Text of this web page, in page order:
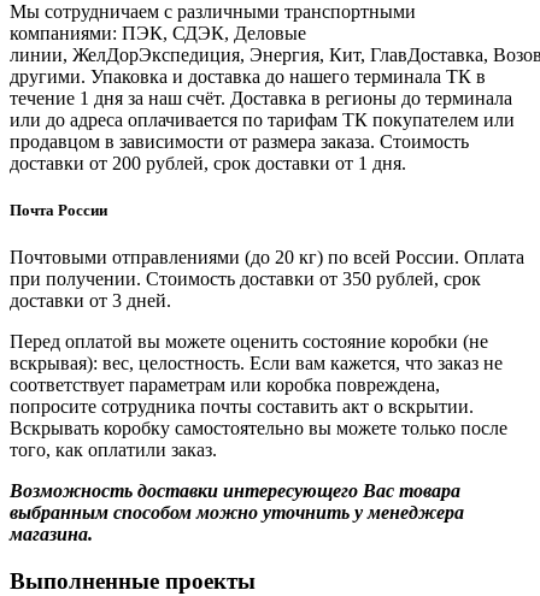
Мы сотрудничаем с различными транспортными
компаниями: ПЭК, СДЭК, Деловые
линии, ЖелДорЭкспедиция, Энергия, Кит, ГлавДоставка,
другими. Упаковка и доставка до нашего терминала ТК в
течение 1 дня за наш счёт. Доставка в регионы до терминала
или до адреса оплачивается по тарифам ТК покупателем или
продавцом в зависимости от размера заказа. Стоимость
доставки от 200 рублей, срок доставки от 1 дня.
Почта России
Почтовыми отправлениями (до 20 кг) по всей России. Оплата
при получении. Стоимость доставки от 350 рублей, срок
доставки от 3 дней.
Перед оплатой вы можете оценить состояние коробки (не
вскрывая): вес, целостность. Если вам кажется, что заказ не
соответствует параметрам или коробка повреждена,
попросите сотрудника почты составить акт о вскрытии.
Вскрывать коробку самостоятельно вы можете только после
того, как оплатили заказ.
Возможность доставки интересующего Вас товара
выбранным способом можно уточнить у менеджера
магазина.
Выполненные проекты